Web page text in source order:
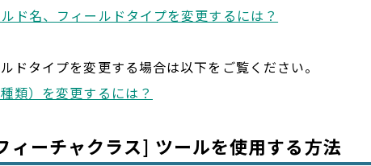
ド名、フィールドタイプを変更するには？
ドタイプを変更する場合は以下をご覧ください。
類）を変更するには？
ーチャクラス] ツールを使用する方法